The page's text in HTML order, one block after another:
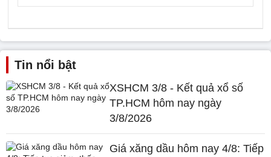
Tin nổi bật
XSHCM 3/8 - Kết quả xổ số
TP.HCM hôm nay ngày
3/8/2026
Giá xăng dầu hôm nay 4/8: Tiếp